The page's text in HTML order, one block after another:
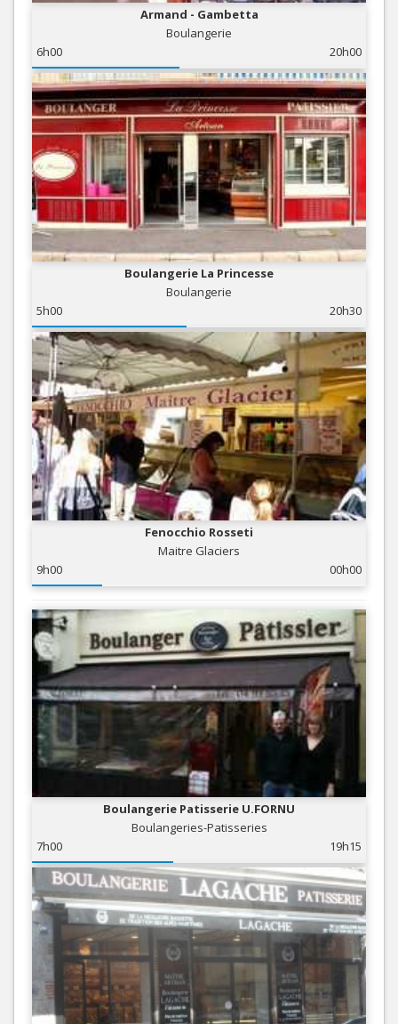
Armand - Gambetta
Boulangerie
6h00
20h00
Boulangerie La Princesse
Boulangerie
5h00
20h30
Fenocchio Rosseti
Maitre Glaciers
9h00
00h00
Boulangerie Patisserie U.FORNU
Boulangeries-Patisseries
7h00
19h15